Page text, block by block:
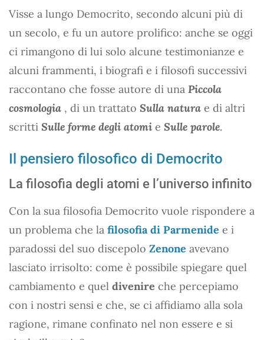
Visse a lungo Democrito, secondo alcuni più di
un secolo, e fu un autore prolifico: anche se oggi
ci rimangono di lui solo alcune testimonianze e
alcuni frammenti, i biografi e i filosofi successivi
raccontano che fosse autore di una Piccola
cosmologia , di un trattato Sulla natura e di altri
scritti Sulle forme degli atomi e Sulle parole.
Il pensiero filosofico di Democrito
La filosofia degli atomi e l’universo infinito
Con la sua filosofia Democrito vuole rispondere a
un problema che la filosofia di Parmenide e i
paradossi del suo discepolo Zenone avevano
lasciato irrisolto: come è possibile spiegare quel
cambiamento e quel divenire che percepiamo
con i nostri sensi e che, se ci affidiamo alla sola
ragione, rimane confinato nel non essere e si